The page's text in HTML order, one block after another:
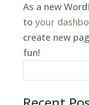
As a new
to your
create new
fun!